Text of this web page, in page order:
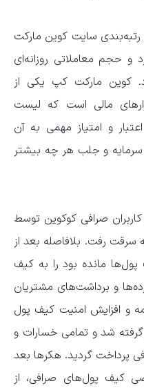
سایت کوین مارکت
و حجم معاملاتی روزانه‌ای
دلار دارد. کوین مارکت کپ یکی از
مالی است که لیست
و امتیاز مهمی به آن
و جلب هر چه بیشتر
کاربران صرافی کوکوین توسط
در ۲۵ سپتامبر سال ۲۰۲۰ به سرقت رفت. بلافاصله بعد از
مانده بود را به کیف
و برداشت‌های مشتریان
و افزایش امنیت کیف پول
گرفته شد و تمامی خسارات و
پرداخت گردید. هکرها بعد
کیف پول‌های صرافی، از